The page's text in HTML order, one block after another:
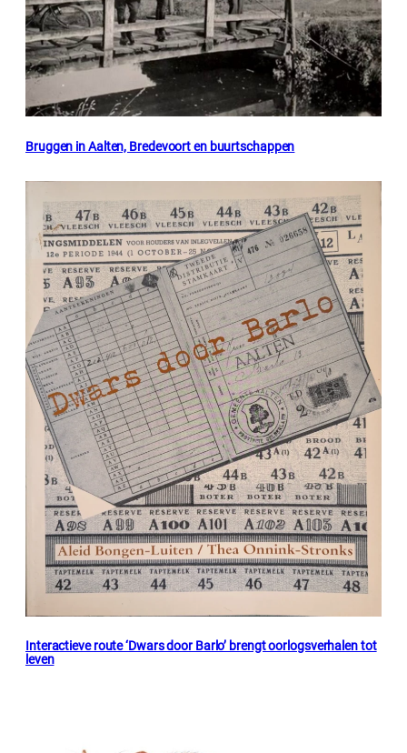
Bruggen in Aalten, Bredevoort en buurtschappen
Interactieve route ‘Dwars door Barlo’ brengt oorlogsverhalen tot
leven